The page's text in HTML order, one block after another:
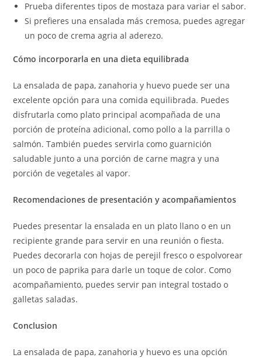
Prueba diferentes tipos de mostaza para variar el sabor.
Si prefieres una ensalada más cremosa, puedes agregar
un poco de crema agria al aderezo.
Cómo incorporarla en una dieta equilibrada
La ensalada de papa, zanahoria y huevo puede ser una
excelente opción para una comida equilibrada. Puedes
disfrutarla como plato principal acompañada de una
porción de proteína adicional, como pollo a la parrilla o
salmón. También puedes servirla como guarnición
saludable junto a una porción de carne magra y una
porción de vegetales al vapor.
Recomendaciones de presentación y acompañamientos
Puedes presentar la ensalada en un plato llano o en un
recipiente grande para servir en una reunión o fiesta.
Puedes decorarla con hojas de perejil fresco o espolvorear
un poco de paprika para darle un toque de color. Como
acompañamiento, puedes servir pan integral tostado o
galletas saladas.
Conclusion
La ensalada de papa, zanahoria y huevo es una opción